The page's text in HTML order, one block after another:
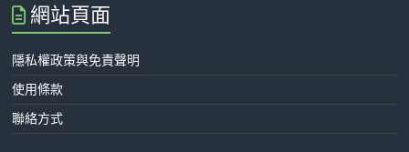
網站頁面
隱私權政策與免責聲明
使用條款
聯絡方式